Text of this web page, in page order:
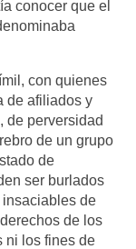
conocer que el
con quienes
de afiliados y
de perversidad
de un grupo
de
ser burlados
insaciables de
de los
ni los fines de